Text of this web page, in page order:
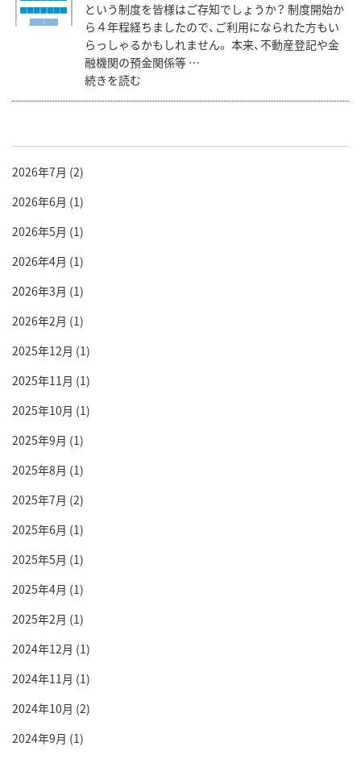
という制度を皆様はご存知でしょうか？ 制度開始か
ら４年程経ちましたので、ご利用になられた方もい
らっしゃるかもしれません。 本来、不動産登記や金
融機関の預金関係等 …
続きを読む
2026年7月 (2)
2026年6月 (1)
2026年5月 (1)
2026年4月 (1)
2026年3月 (1)
2026年2月 (1)
2025年12月 (1)
2025年11月 (1)
2025年10月 (1)
2025年9月 (1)
2025年8月 (1)
2025年7月 (2)
2025年6月 (1)
2025年5月 (1)
2025年4月 (1)
2025年2月 (1)
2024年12月 (1)
2024年11月 (1)
2024年10月 (2)
2024年9月 (1)